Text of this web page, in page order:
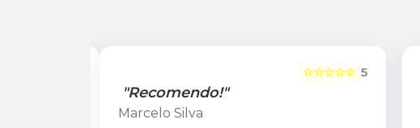
5
☆☆☆☆☆
"Recomendo!"
Marcelo Silva